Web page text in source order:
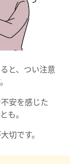
と、つい注意
安を感じた
も。
切です。